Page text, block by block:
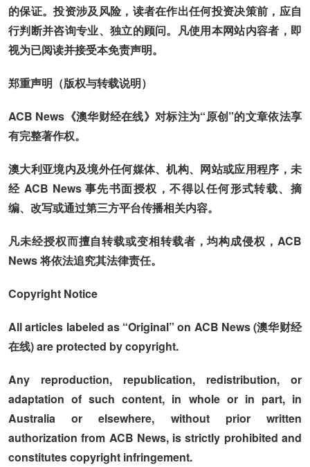
的保证。投资涉及风险，读者在作出任何投资决策前，应自
行判断并咨询专业、独立的顾问。凡使用本网站内容者，即
视为已阅读并接受本免责声明。
郑重声明（版权与转载说明）
ACB News《澳华财经在线》对标注为“原创”的文章依法享
有完整著作权。
澳大利亚境内及境外任何媒体、机构、网站或应用程序，未
经 ACB News 事先书面授权，不得以任何形式转载、摘
编、改写或通过第三方平台传播相关内容。
凡未经授权而擅自转载或变相转载者，均构成侵权，ACB
News 将依法追究其法律责任。
Copyright Notice
All articles labeled as “Original” on ACB News (澳华财经
在线) are protected by copyright.
Any reproduction, republication, redistribution, or
adaptation of such content, in whole or in part, in
Australia or elsewhere, without prior written
authorization from ACB News, is strictly prohibited and
constitutes copyright infringement.